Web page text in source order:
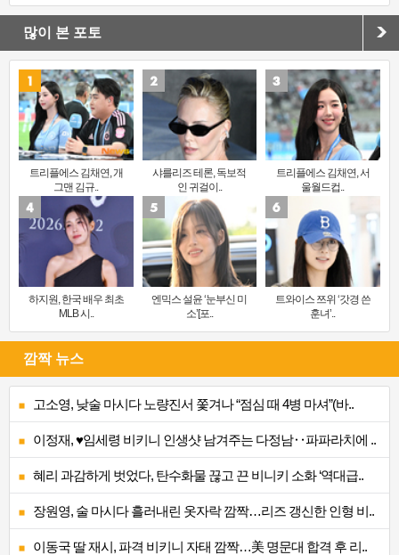
많이 본 포토
트리플에스 김채연, 개
그맨 김규..
샤를리즈 테론, 독보적
인 귀걸이..
트리플에스 김채연, 서
울월드컵..
하지원, 한국 배우 최초
MLB 시..
엔믹스 설윤 ‘눈부신 미
소’[포..
트와이스 쯔위 ‘갓경 쓴
훈녀’..
깜짝 뉴스
고소영, 낮술 마시다 노량진서 쫓겨나 “점심 때 4병 마셔”(바..
이정재, ♥임세령 비키니 인생샷 남겨주는 다정남‥파파라치에 ..
혜리 과감하게 벗었다, 탄수화물 끊고 끈 비니키 소화 ‘역대급..
장원영, 술 마시다 흘러내린 옷자락 깜짝…리즈 갱신한 인형 비..
이동국 딸 재시, 파격 비키니 자태 깜짝…美 명문대 합격 후 리..